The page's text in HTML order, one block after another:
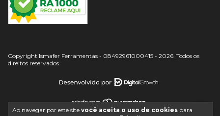
Ao navegar por este site você aceita o uso de cookies para
Copyright Ismafer Ferramentas - 08492961000415 - 2026. Todos os
direitos reservados.